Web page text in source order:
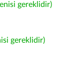
gereklidir)
gereklidir)